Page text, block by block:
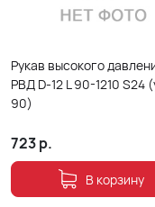
Рукав высокого
РВД D-12 L 90-1210 S24
90)
723р.
В корзину